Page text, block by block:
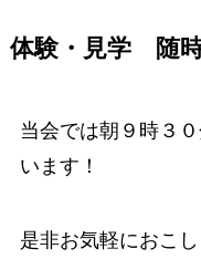
体験・見学 随時
当会では朝９時３
います！
是非お気軽におこし